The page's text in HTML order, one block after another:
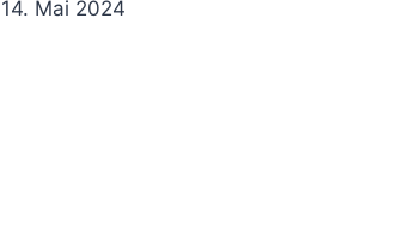
14. Mai 2024